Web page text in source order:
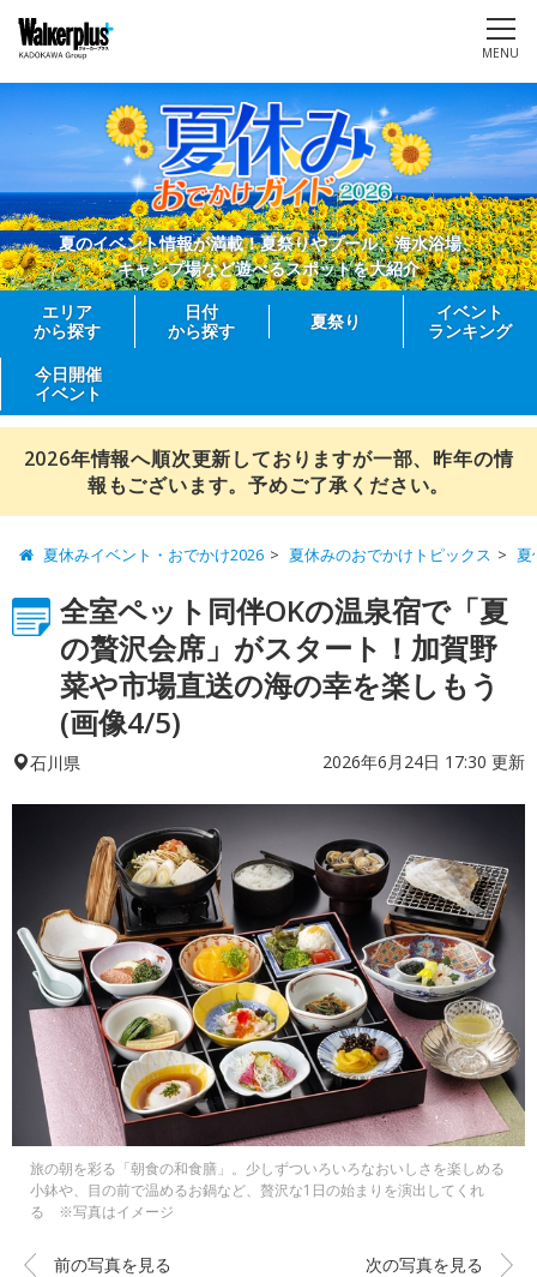
MENU
夏のイベント情報が満載！夏祭りやプール、海水浴場、
キャンプ場など遊べるスポットを大紹介
エリア
から探す
日付
から探す
夏祭り
イベント
ランキング
今日開催
イベント
2026年情報へ順次更新しておりますが一部、昨年の情
報もございます。予めご了承ください。
夏休みイベント・おでかけ2026 夏休みのおでかけトピックス 夏
全室ペット同伴OKの温泉宿で「夏
の贅沢会席」がスタート！加賀野
菜や市場直送の海の幸を楽しもう
(画像4/5)
石川県 2026年6月24日 17:30 更新
旅の朝を彩る「朝食の和食膳」。少しずついろいろなおいしさを楽しめる
小鉢や、目の前で温めるお鍋など、贅沢な1日の始まりを演出してくれ
る ※写真はイメージ
前の写真を見る 次の写真を見る